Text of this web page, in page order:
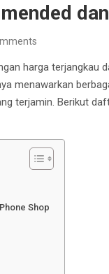
harga terjangkau
menawarkan
terjamin. Berikut
Shop